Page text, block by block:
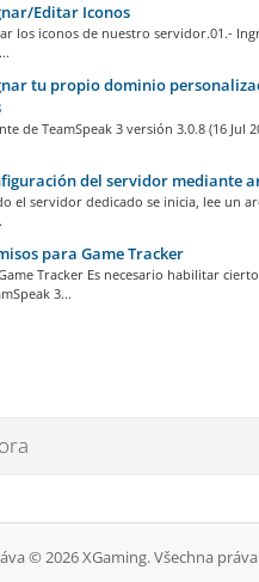
Editar Iconos
los iconos de nuestro servidor.01.-
tu propio dominio
de TeamSpeak 3 versión 3.0.8 (16 Jul
del servidor mediante
el servidor dedicado se inicia, lee un
para Game Tracker
Tracker Es necesario habilitar
3...
© 2026 XGaming. Všechna